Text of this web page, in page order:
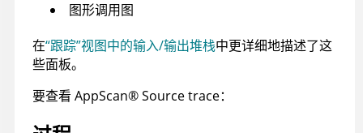
图形调用图
在“跟踪”视图中的输入/输出堆栈中更详细地描述了这
些面板。
要查看 AppScan®Source trace：